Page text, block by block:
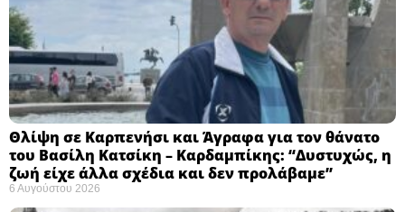
Θλίψη σε Καρπενήσι και Άγραφα για τον θάνατο
του Βασίλη Κατσίκη – Καρδαμπίκης: “Δυστυχώς, η
ζωή είχε άλλα σχέδια και δεν προλάβαμε”
6 Αυγούστου 2026